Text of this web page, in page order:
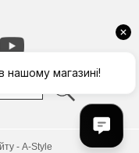
- A-Style